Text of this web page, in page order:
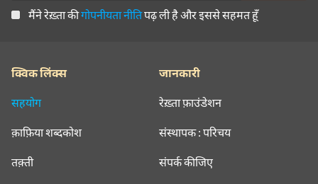
मैंने रेख़्ता कीगोपनीयता नीतिपढ़ ली है और इससे सहमत हूँ
क्विक लिंक्स
सहयोग
क़ाफ़िया शब्दकोश
तक़्ती
जानकारी
रेख़्ता फ़ाउंडेशन
संस्थापक : परिचय
संपर्क कीजिए